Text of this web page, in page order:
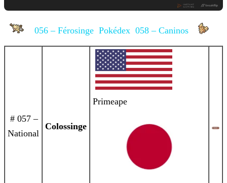
056 – Férosinge Pokédex 058 – Caninos
# 057 –
National
Colossinge
Primeape